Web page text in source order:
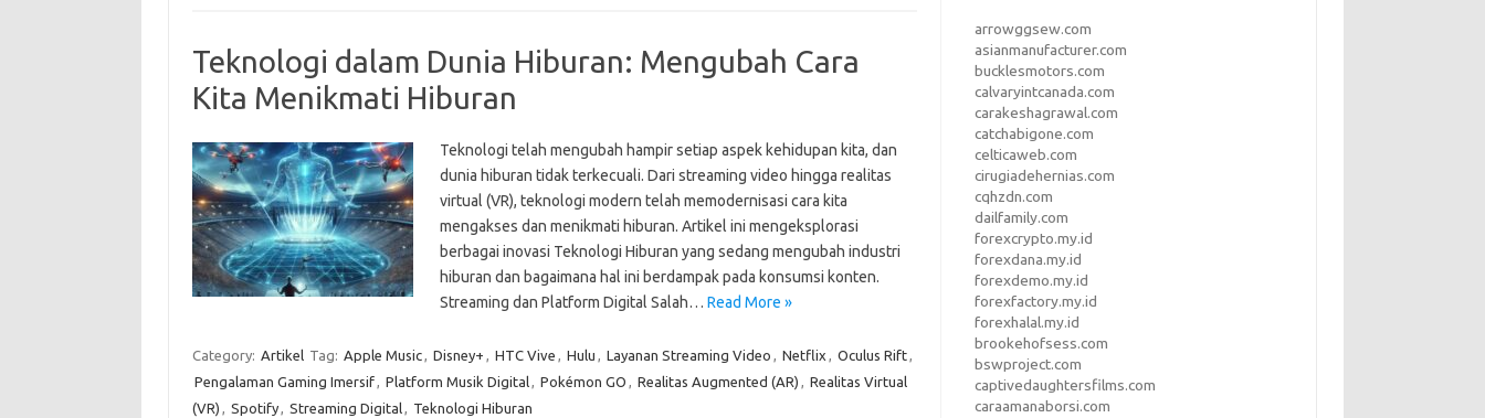
Teknologi dalam Dunia Hiburan: Mengubah Cara
Kita Menikmati Hiburan
Teknologi telah mengubah hampir setiap aspek kehidupan kita, dan
dunia hiburan tidak terkecuali. Dari streaming video hingga realitas
virtual (VR), teknologi modern telah memodernisasi cara kita
mengakses dan menikmati hiburan. Artikel ini mengeksplorasi
berbagai inovasi Teknologi Hiburan yang sedang mengubah industri
hiburan dan bagaimana hal ini berdampak pada konsumsi konten.
Streaming dan Platform Digital Salah… Read More »
Category: Artikel Tag: Apple Music, Disney+ , HTC Vive , Hulu , Layanan Streaming Video , Netflix , Oculus Rift,
Pengalaman Gaming Imersif, Platform Musik Digital, Pokémon GO , Realitas Augmented (AR) , Realitas Virtual
(VR) , Spotify, Streaming Digital, Teknologi Hiburan
arrowggsew.com
asianmanufacturer.com
bucklesmotors.com
calvaryintcanada.com
carakeshagrawal.com
catchabigone.com
celticaweb.com
cirugiadehernias.com
cqhzdn.com
dailfamily.com
forexcrypto.my.id
forexdana.my.id
forexdemo.my.id
forexfactory.my.id
forexhalal.my.id
brookehofsess.com
bswproject.com
captivedaughtersfilms.com
caraamanaborsi.com